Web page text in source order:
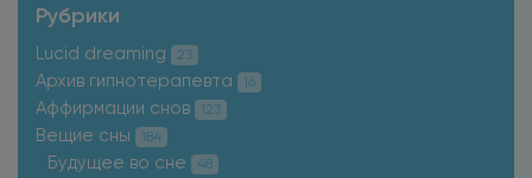
Рубрики
Lucid dreaming 23
Архив гипнотерапевта 16
Аффирмации снов 123
Вещие сны 184
Будущее во сне 48